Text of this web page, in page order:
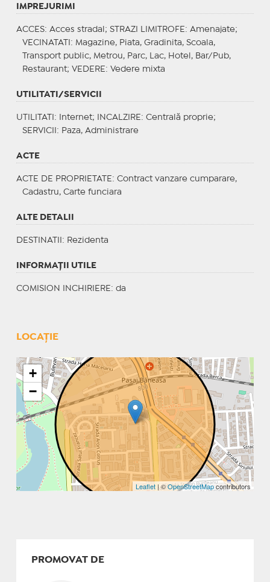
IMPREJURIMI
ACCES: Acces stradal; STRAZI LIMITROFE : Amenajate;
VECINATATI : Magazine, Piata, Gradinita, Scoala,
Transport public, Metrou, Parc, Lac, Hotel, Bar/Pub,
Restaurant; VEDERE : Vedere mixta
UTILITATI/SERVICII
UTILITATI : Internet; INCALZIRE : Centrală proprie;
SERVICII : Paza, Administrare
ACTE
ACTE DE PROPRIETATE : Contract vanzare cumparare,
Cadastru, Carte funciara
ALTE DETALII
DESTINATII : Rezidenta
INFORMAŢII UTILE
COMISION INCHIRIERE: da
LOCAȚIE
+
−
Leaflet | ©OpenStreetMapcontributors
PROMOVAT DE